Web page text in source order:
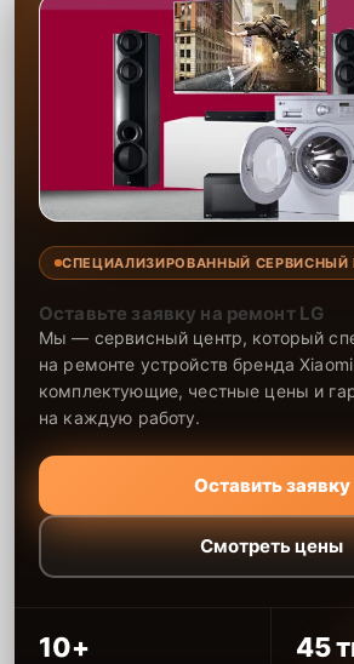
предоставляем гарантию на все виды
запчасти сроком до 2-3 лет, что
долговечности результата. Наши
быстро и качественно, обеспечивая
техники. Мы всегда стремимся предложить
обслуживание, делая ремонт максимально
СПЕЦИАЛИЗИРОВАННЫЙ СЕРВИСНЫЙ
Оставьте заявку на ремонт LG
Мы — сервисный центр, который
на ремонте устройств бренда
комплектующие, честные цены и
на каждую работу.
Оставить заявку
Смотреть цены
10+ 45